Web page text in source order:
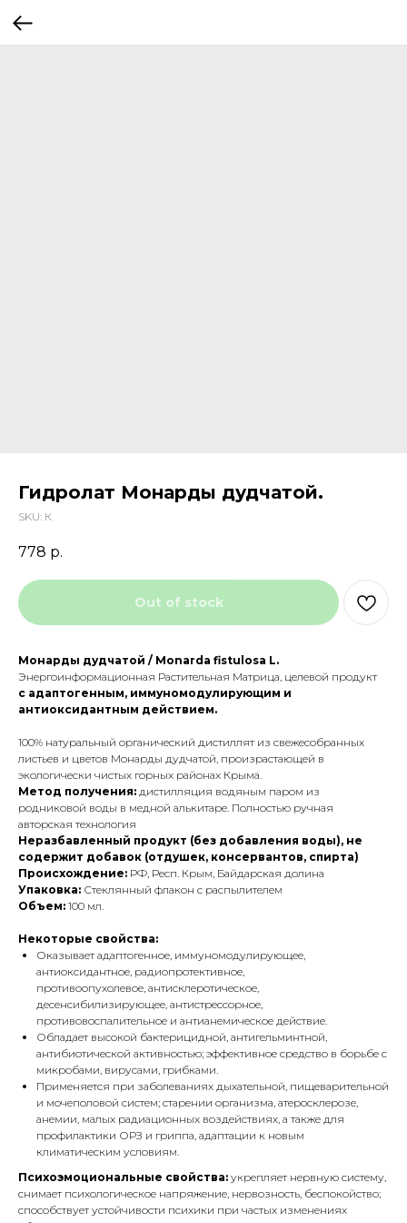
Гидролат Монарды дудчатой.
SKU: К
778 р.
Out of stock
Монарды дудчатой / Monarda fistulosa L.
Энергоинформационная Растительная Матрица, целевой продукт
с адаптогенным, иммуномодулирующим и
антиоксидантным действием.
100% натуральный органический дистиллят из свежесобранных
листьев и цветов Монарды дудчатой, произрастающей в
экологически чистых горных районах Крыма.
Метод получения: дистилляция водяным паром из
родниковой воды в медной алькитаре. Полностью ручная
авторская технология
Неразбавленный продукт (без добавления воды), не
содержит добавок (отдушек, консервантов, спирта)
Происхождение: РФ, Респ. Крым, Байдарская долина
Упаковка: Стеклянный флакон с распылителем
Объем: 100 мл.
Некоторые свойства:
Оказывает адаптогенное, иммуномодулирующее,
антиоксидантное, радиопротективное,
противоопухолевое, антисклеротическое,
десенсибилизирующее, антистрессорное,
противовоспалительное и антианемическое действие.
Обладает высокой бактерицидной, антигельминтной,
антибиотической активностью; эффективное средство в борьбе с
микробами, вирусами, грибками.
Применяется при заболеваниях дыхательной, пищеварительной
и мочеполовой систем; старении организма, атеросклерозе,
анемии, малых радиационных воздействиях, а также для
профилактики ОРЗ и гриппа, адаптации к новым
климатическим условиям.
Психоэмоциональные свойства: укрепляет нервную систему,
снимает психологическое напряжение, нервозность, беспокойство;
способствует устойчивости психики при частых изменениях